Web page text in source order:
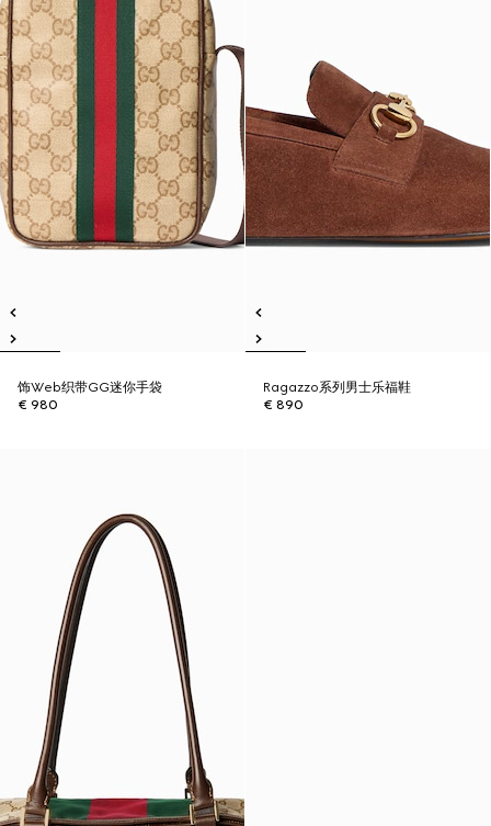
饰Web织带GG迷你手袋
€ 980
Ragazzo系列男士乐福鞋
€ 890